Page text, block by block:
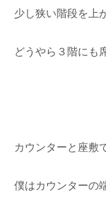
少し狭い階段を上
どうやら３階にも
カウンターと座敷
僕はカウンターの